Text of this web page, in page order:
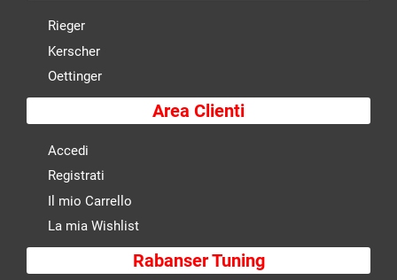
Rieger
Kerscher
Oettinger
Area Clienti
Accedi
Registrati
Il mio Carrello
La mia Wishlist
Rabanser Tuning